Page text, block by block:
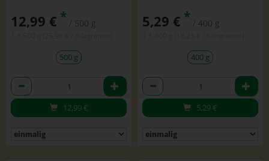
12,99 € * / 500 g
500 g
Anzahl
12,99€
5,29 € * / 400 g
400 g
Anzahl
5,29€